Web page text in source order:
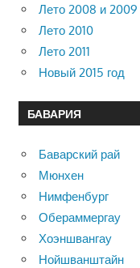
Лето 2008 и 2009
Лето 2010
Лето 2011
Новый 2015 год
БАВАРИЯ
Баварский рай
Мюнхен
Нимфенбург
Обераммергау
Хоэншвангау
Нойшванштайн